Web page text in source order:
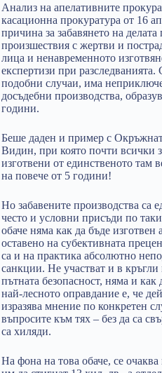
Анализ на апелативните
касационна прокуратура от 16
причина за забавянето на
произшествия с жертви и
лица и ненавременното
експертизи при
подобни случаи, има
досъдебни производства,
години.
Беше даден и пример с
Видин, при която почти всички
изготвени от единственото там
на повече от 5 години!
Но забавените производства са
често и условни присъди по
обаче няма как да бъде изготвен
оставено на субективната
са и на практика абсолютно
санкции. Не участват и в
пътната безопасност, няма и как
най-лесното оправдание е, че
изразява мнение по конкретен
въпросите към тях – без да са
са хиляди.
На фона на това обаче, се очаква